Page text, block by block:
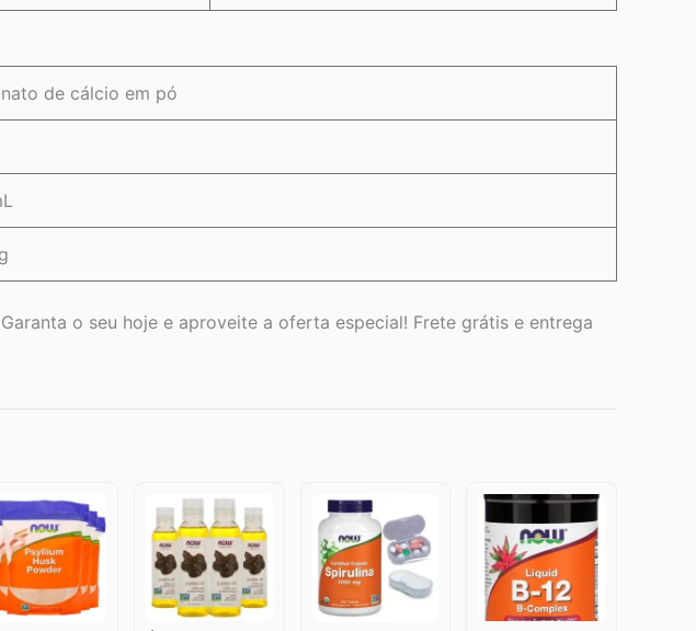
de cálcio em pó
o seu hoje e aproveite a oferta especial! Frete grátis e entrega